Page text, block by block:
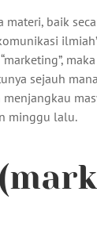
baik
sejauh
minggu lalu.